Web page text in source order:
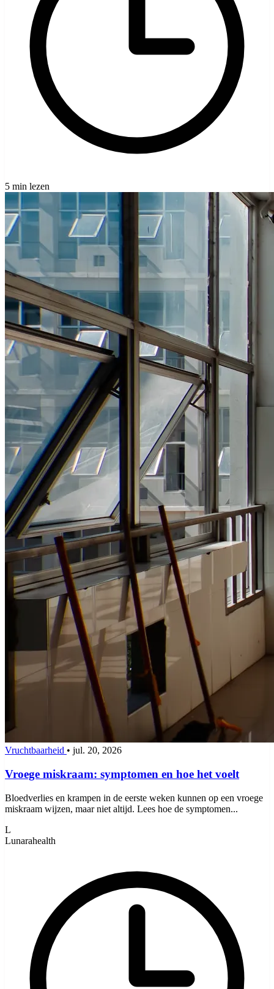
5 min lezen
Vruchtbaarheid • jul. 20, 2026
Vroege miskraam: symptomen en hoe het voelt
Bloedverlies en krampen in de eerste weken kunnen op een vroege
miskraam wijzen, maar niet altijd. Lees hoe de symptomen...
L
Lunarahealth